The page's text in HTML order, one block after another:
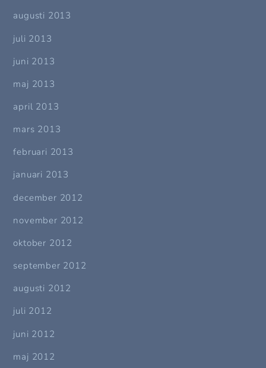
augusti 2013
juli 2013
juni 2013
maj 2013
april 2013
mars 2013
februari 2013
januari 2013
december 2012
november 2012
oktober 2012
september 2012
augusti 2012
juli 2012
juni 2012
maj 2012